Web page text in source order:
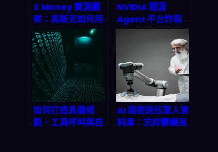
X Money 實測觀
察：馬斯克如何用
Visa alliance 顛
覆數位支付版圖？
2026 年金融科技
呂級戰開打
NVIDIA 開源
Agent 平台炸裂
登場！2026 企業
知識工作大洗牌，
這波 AI 代工化你
跟得上嗎？
如何打造具備規
劃、工具呼叫與自
AI 揭密退伍軍人資
料庫：抗抑鬱藥竟